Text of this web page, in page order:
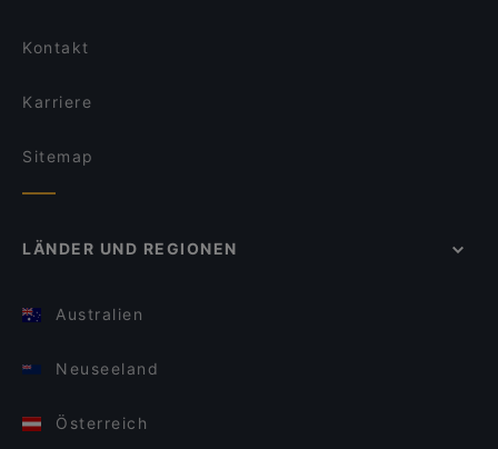
Kontakt
Karriere
Sitemap
LÄNDER UND REGIONEN
Australien
Neuseeland
Österreich